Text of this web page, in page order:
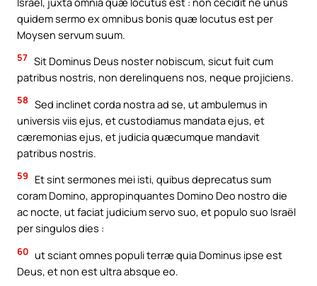
quidem sermo ex omnibus bonis quæ locutus est per
Moysen servum suum.
57 Sit Dominus Deus noster nobiscum, sicut fuit cum
patribus nostris, non derelinquens nos, neque projiciens.
58 Sed inclinet corda nostra ad se, ut ambulemus in
universis viis ejus, et custodiamus mandata ejus, et
cæremonias ejus, et judicia quæcumque mandavit
patribus nostris.
59
Et sint sermones mei isti, quibus deprecatus sum
coram Domino, appropinquantes Domino Deo nostro die
ac nocte, ut faciat judicium servo suo, et populo suo Israël
per singulos dies :
60 ut sciant omnes populi terræ quia Dominus ipse est
Deus, et non est ultra absque eo.